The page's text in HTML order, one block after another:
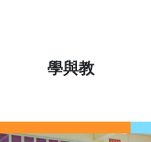
學與教